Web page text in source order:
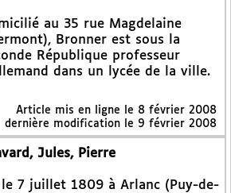
au 35 rue Magdelaine
Bronner est sous la
République professeur
dans un lycée de la ville.
Article mis en ligne le 8 février 2008
dernière modification le 9 février 2008
Jules, Pierre
le 7 juillet 1809 à Arlanc (Puy-de-